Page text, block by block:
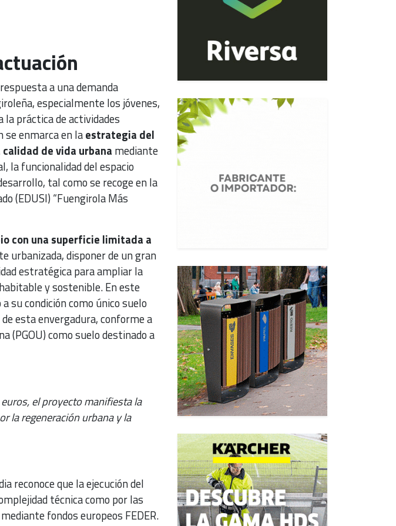
a una demanda
especialmente los jóvenes,
la práctica de actividades
se enmarca en laestrategia del
de vida urbana mediante
la funcionalidad del espacio
tal como se recoge en la
(EDUSI) “Fuengirola Más
con una superficie limitada a
urbanizada, disponer de un gran
estratégica para ampliar la
y sostenible. En este
su condición como único suelo
esta envergadura, conforme a
(PGOU) como suelo destinado a
el proyecto manifiesta la
la regeneración urbana y la
reconoce que la ejecución del
técnica como por las
fondos europeos FEDER.